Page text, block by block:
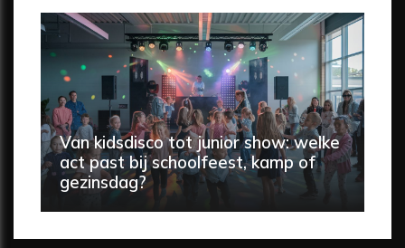
Van kidsdisco tot junior show: welke
act past bij schoolfeest, kamp of
gezinsdag?